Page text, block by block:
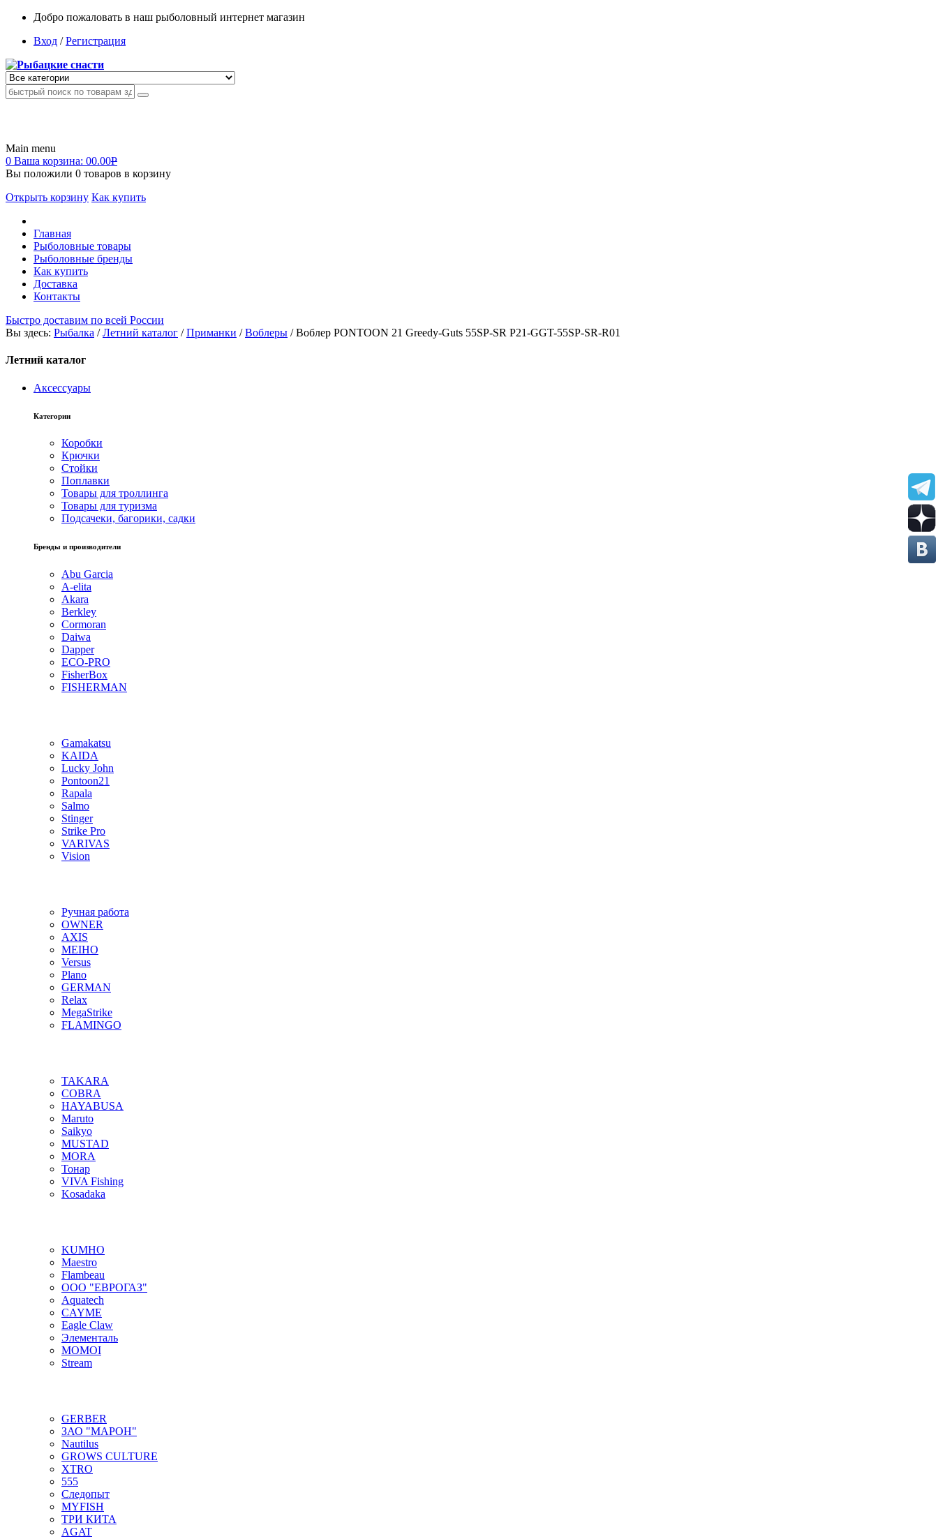
Добро пожаловать в наш рыболовный интернет магазин
Вход /Регистрация
Main menu
0 Ваша корзина: 00.00Р
Вы положили 0 товаров в корзину
Открыть корзину Как купить
Главная
Рыболовные товары
Рыболовные бренды
Как купить
Доставка
Контакты
Быстро доставим по всей России
Вы здесь: Рыбалка /Летний каталог /Приманки /Воблеры /Воблер PONTOON 21 Greedy-Guts 55SP-SR P21-GGT-55SP-SR-R01
Летний каталог
Аксессуары
Категории
Коробки
Крючки
Стойки
Поплавки
Товары для троллинга
Товары для туризма
Подсачеки, багорики, садки
Бренды и производители
Abu Garcia
A-elita
Akara
Berkley
Cormoran
Daiwa
Dapper
ECO-PRO
FisherBox
FISHERMAN
Gamakatsu
KAIDA
Lucky John
Pontoon21
Rapala
Salmo
Stinger
Strike Pro
VARIVAS
Vision
Ручная работа
OWNER
AXIS
MEIHO
Versus
Plano
GERMAN
Relax
MegaStrike
FLAMINGO
TAKARA
COBRA
HAYABUSA
Maruto
Saikyo
MUSTAD
MORA
Тонар
VIVA Fishing
Kosadaka
KUMHO
Maestro
Flambeau
ООО "ЕВРОГАЗ"
Aquatech
CAYME
Eagle Claw
Элементаль
MOMOI
Stream
GERBER
ЗАО "МАРОН"
Nautilus
GROWS CULTURE
XTRO
555
Следопыт
MYFISH
ТРИ КИТА
AGAT